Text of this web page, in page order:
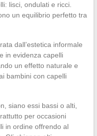
lisci, ondulati e ricci.
un equilibrio perfetto tra
dall’estetica informale
in evidenza capelli
un effetto naturale e
bambini con capelli
siano essi bassi o alti,
per occasioni
in ordine offrendo al